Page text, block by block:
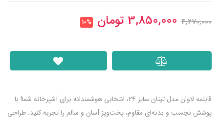
4,270,000
3,850,000 تومان 10%
قابلمه لاوان مدل تیتان سایز 24، انتخابی هوشمندانه برای آشپزخانه‌ شما! با
پوشش نچسب و بدنه‌ای مقاوم، پخت‌وپز آسان و سالم را تجربه کنید. طراحی